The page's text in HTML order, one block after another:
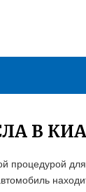
В
процедурой